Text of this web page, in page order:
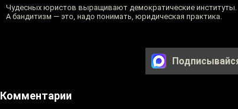
Чудесных юристов выращивают демократические институты.
А бандитизм — это, надо понимать, юридическая практика.
Комментарии